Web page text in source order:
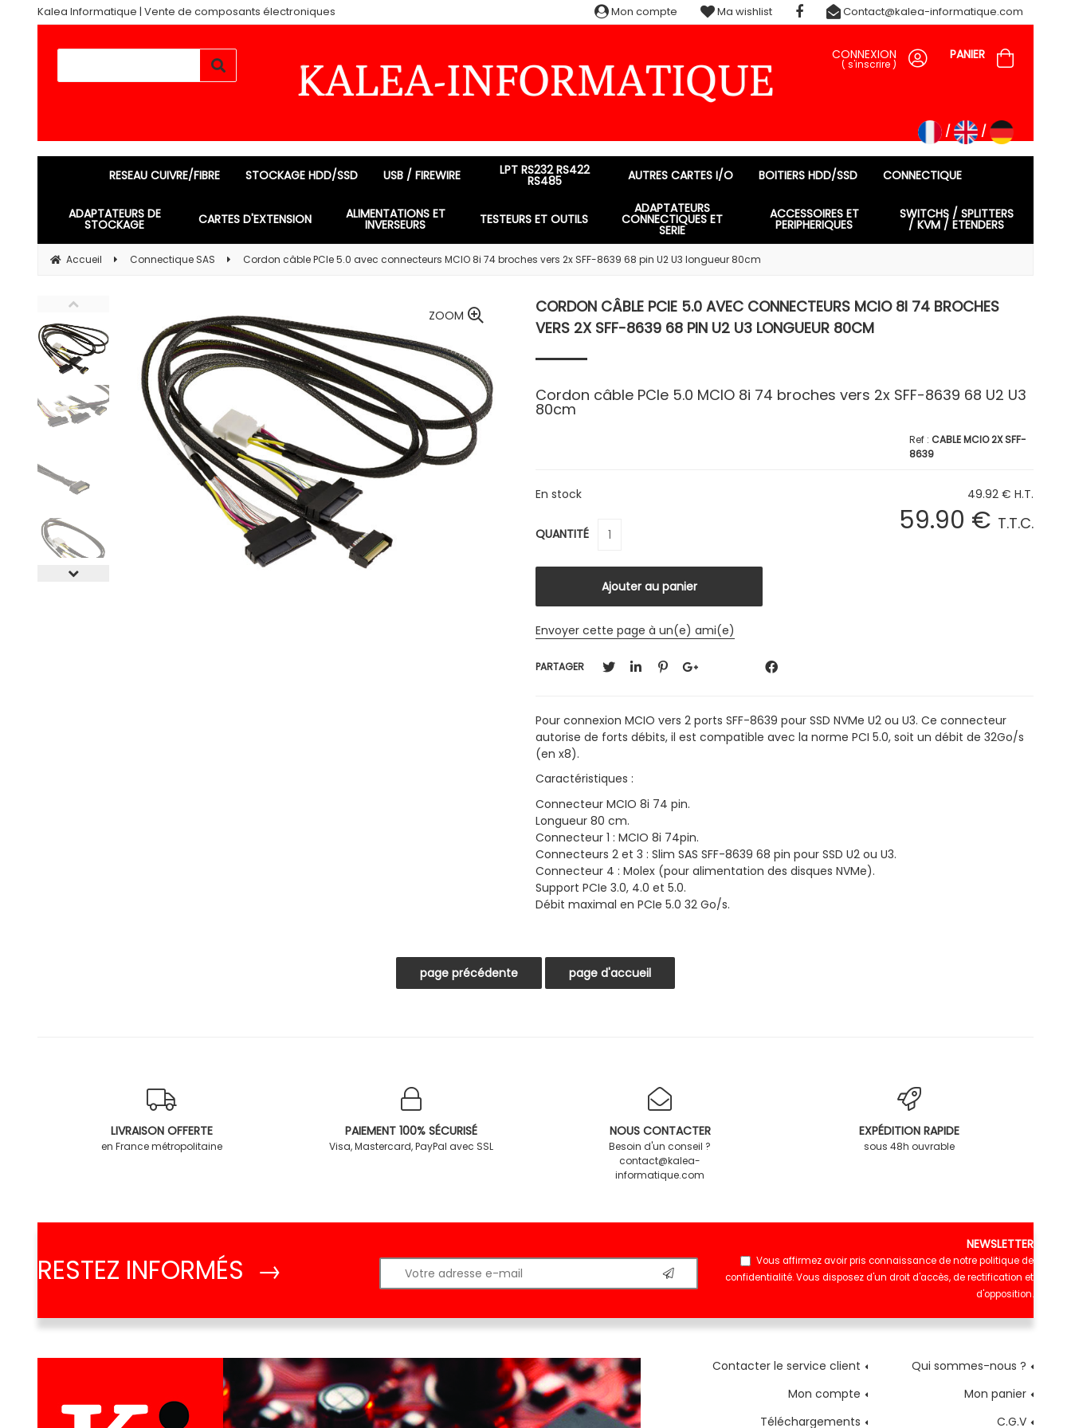
Kalea Informatique | Vente de composants électroniques
CONNEXION
( s'inscrire )
PANIER
RESEAU CUIVRE/FIBRE STOCKAGE HDD/SSD USB / FIREWIRE LPT RS232 RS422
RS485 AUTRES CARTES I/O BOITIERS HDD/SSD CONNECTIQUE
ADAPTATEURS DE
STOCKAGE CARTES D'EXTENSION ALIMENTATIONS ET
INVERSEURS TESTEURS ET OUTILS
ADAPTATEURS
CONNECTIQUES ET
SERIE
ACCESSOIRES ET
PERIPHERIQUES
SWITCHS / SPLITTERS
/ KVM / ETENDERS
Accueil Connectique SAS Cordon câble PCIe 5.0 avec connecteurs MCIO 8i 74 broches vers 2x SFF-8639 68 pin U2 U3 longueur 80cm
ZOOM
CORDON CÂBLE PCIE 5.0 AVEC CONNECTEURS MCIO 8I 74 BROCHES
VERS 2X SFF-8639 68 PIN U2 U3 LONGUEUR 80CM
Cordon câble PCIe 5.0 MCIO 8i 74 broches vers 2x SFF-8639 68 U2 U3
80cm
CABLE MCIO 2X SFF-
8639
49.92 € H.T.
59.90 € T.T.C.
En stock
QUANTITÉ
Envoyer cette page à un(e) ami(e)
PARTAGER
Pour connexion MCIO vers 2 ports SFF-8639 pour SSD NVMe U2 ou U3. Ce connecteur
autorise de forts débits, il est compatible avec la norme PCI 5.0, soit un débit de 32Go/s
(en x8).
Caractéristiques :
Connecteur MCIO 8i 74 pin.
Longueur 80 cm.
Connecteur 1 : MCIO 8i 74pin.
Connecteurs 2 et 3 : Slim SAS SFF-8639 68 pin pour SSD U2 ou U3.
Connecteur 4 : Molex (pour alimentation des disques NVMe).
Support PCIe 3.0, 4.0 et 5.0.
Débit maximal en PCIe 5.0 32 Go/s.
Mon compte Ma wishlist Contact@kalea-informatique.com
LIVRAISON OFFERTE
en France métropolitaine
PAIEMENT 100% SÉCURISÉ
Visa, Mastercard, PayPal avec SSL
NOUS CONTACTER
Besoin d'un conseil ?
contact@kalea-
informatique.com
EXPÉDITION RAPIDE
sous 48h ouvrable
RESTEZ INFORMÉS →
NEWSLETTER
Vous affirmez avoir pris connaissance de notrepolitique de
confidentialité. Vous disposez d'un droit d'accès, de rectification et
d'opposition.
Contacter le service client
Qui sommes-nous ?
Mon compte
Mon panier
Téléchargements
C.G.V